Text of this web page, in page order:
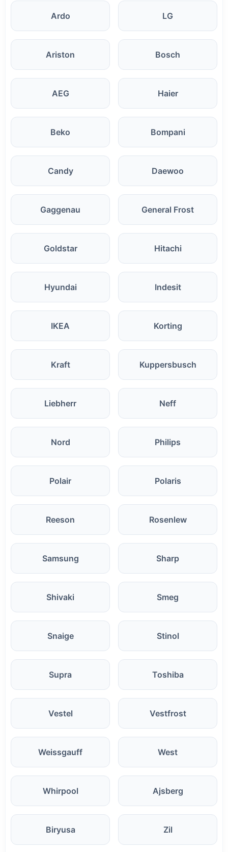
Ardo LG
Ariston Bosch
AEG Haier
Beko Bompani
Candy Daewoo
Gaggenau General Frost
Goldstar Hitachi
Hyundai Indesit
IKEA Korting
Kraft Kuppersbusch
Liebherr Neff
Nord Philips
Polair Polaris
Reeson Rosenlew
Samsung Sharp
Shivaki Smeg
Snaige Stinol
Supra Toshiba
Vestel Vestfrost
Weissgauff West
Whirpool Ajsberg
Biryusa Zil